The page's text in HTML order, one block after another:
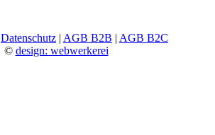
Datenschutz | AGB B2B | AGB B2C
© design: webwerkerei